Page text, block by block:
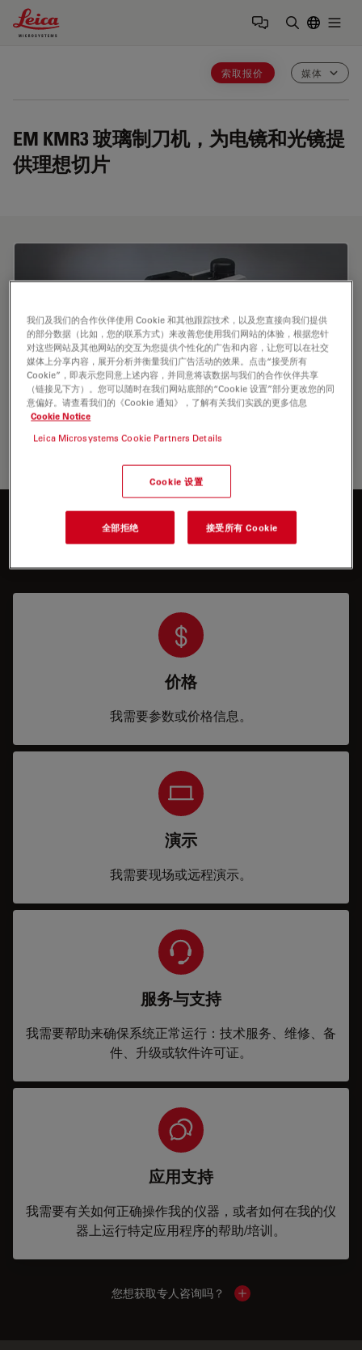
Leica Microsystems Logo
索取报价 媒体
EM KMR3 玻璃制刀机，为电镜和光镜提
供理想切片
想进一步了解徕卡？
价格
我需要参数或价格信息。
演示
我需要现场或远程演示。
服务与支持
我需要帮助来确保系统正常运行：技术服务、维修、备
件、升级或软件许可证。
应用支持
我需要有关如何正确操作我的仪器，或者如何在我的仪
器上运行特定应用程序的帮助/培训。
您想获取专人咨询吗？ Show local contacts
我们及我们的合作伙伴使用 Cookie 和其他跟踪技术，以及您直接向我们提供
的部分数据（比如，您的联系方式）来改善您使用我们网站的体验，根据您针
对这些网站及其他网站的交互为您提供个性化的广告和内容，让您可以在社交
媒体上分享内容，展开分析并衡量我们广告活动的效果。点击“接受所有
Cookie”，即表示您同意上述内容，并同意将该数据与我们的合作伙伴共享
（链接见下方）。您可以随时在我们网站底部的“Cookie 设置”部分更改您的同
意偏好。请查看我们的《Cookie 通知》，了解有关我们实践的更多信息
Cookie Notice
Leica Microsystems Cookie Partners Details
Cookie 设置
全部拒绝 接受所有 Cookie